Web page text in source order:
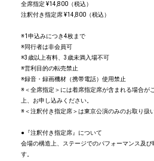
全席指定 ¥14,800（税込）
注釈付き指定席 ¥14,800（税込）
※1申込みにつき4枚まで
※同行者は非会員可
※3歳以上有料、3歳未満入場不可
※営利目的の転売禁止
※録音・録画機材（携帯電話）使用禁止
※＜全席指定＞には着席指定席が含まれる場合が
上、お申し込みください。
※＜注釈付き指定席＞は東京公演のみのお取り扱
●『注釈付き指定席』について
会場の構造上、ステージでのパフォーマンス及
す。